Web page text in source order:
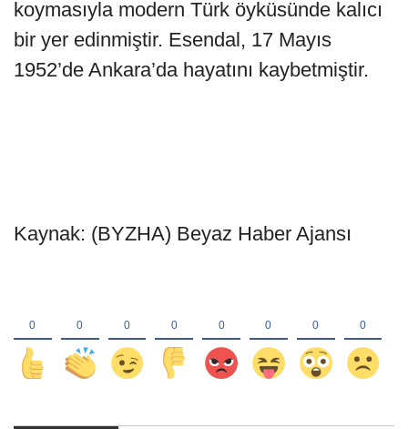
koymasıyla modern Türk öyküsünde kalıcı
bir yer edinmiştir. Esendal, 17 Mayıs
1952’de Ankara’da hayatını kaybetmiştir.
Kaynak: (BYZHA) Beyaz Haber Ajansı